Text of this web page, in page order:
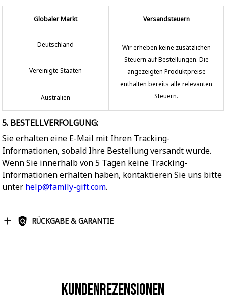
Globaler Markt Versandsteuern
Deutschland
Wir erheben keine zusätzlichen
Steuern auf Bestellungen. Die
angezeigten Produktpreise
enthalten bereits alle relevanten
Steuern.
Vereinigte Staaten
Australien
5. BESTELLVERFOLGUNG:
Sie erhalten eine E-Mail mit Ihren Tracking-
Informationen, sobald Ihre Bestellung versandt wurde.
Wenn Sie innerhalb von 5 Tagen keine Tracking-
Informationen erhalten haben, kontaktieren Sie uns bitte
unter help@family-gift.com.
RÜCKGABE & GARANTIE
Kundenrezensionen